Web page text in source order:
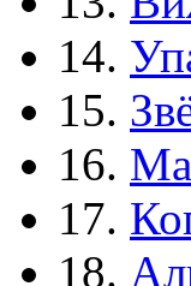
14.
15.
16.
17.
18.